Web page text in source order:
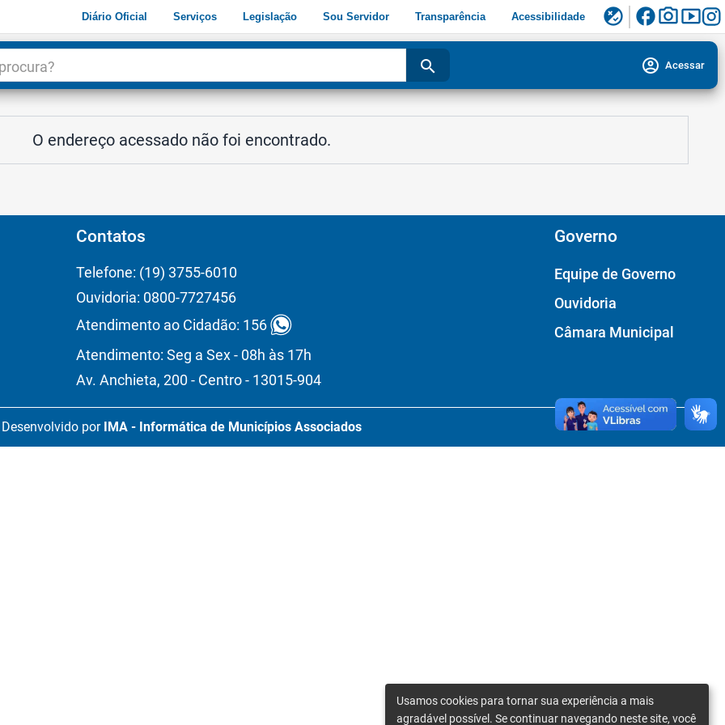
Diário Oficial Serviços Legislação Sou Servidor Transparência Acessibilidade flaky facebookphoto_camerasmart_display
search account_circle Acessar
O endereço acessado não foi encontrado.
Contatos
Telefone: (19) 3755-6010
Ouvidoria: 0800-7727456
Atendimento ao Cidadão: 156
Atendimento: Seg a Sex - 08h às 17h
Av. Anchieta, 200 - Centro - 13015-904
Governo
Equipe de Governo
Ouvidoria
Câmara Municipal
Desenvolvido por IMA - Informática de Municípios Associados
Usamos cookies para tornar sua experiência a mais
agradável possível. Se continuar navegando neste site, você